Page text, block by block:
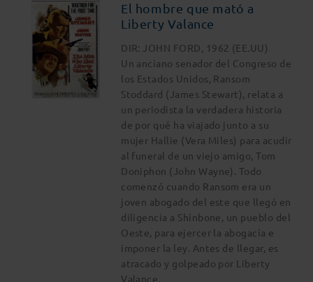
El hombre que mató a
Liberty Valance
DIR: JOHN FORD, 1962 (EE.UU)
Un anciano senador del Congreso de
los Estados Unidos, Ransom
Stoddard (James Stewart), relata a
un periodista la verdadera historia
de por qué ha viajado junto a su
mujer Hallie (Vera Miles) para acudir
al funeral de un viejo amigo, Tom
Doniphon (John Wayne). Todo
comenzó cuando Ransom era un
joven abogado del este que llegó en
diligencia a Shinbone, un pueblo del
Oeste, para ejercer la abogacía e
imponer la ley. Antes de llegar, es
atracado y golpeado por Liberty
Valance.